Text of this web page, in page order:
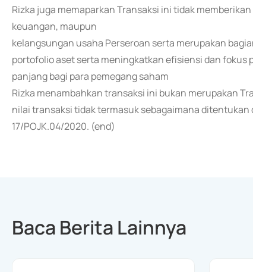
Rizka juga memaparkan Transaksi ini tidak
keuangan, maupun
kelangsungan usaha Perseroan serta merupakan
portofolio aset serta meningkatkan efisiensi dan
panjang bagi para pemegang saham
Rizka menambahkan transaksi ini bukan merupakan
nilai transaksi tidak termasuk sebagaimana ditentukan
17/POJK.04/2020. (end)
Baca Berita Lainnya